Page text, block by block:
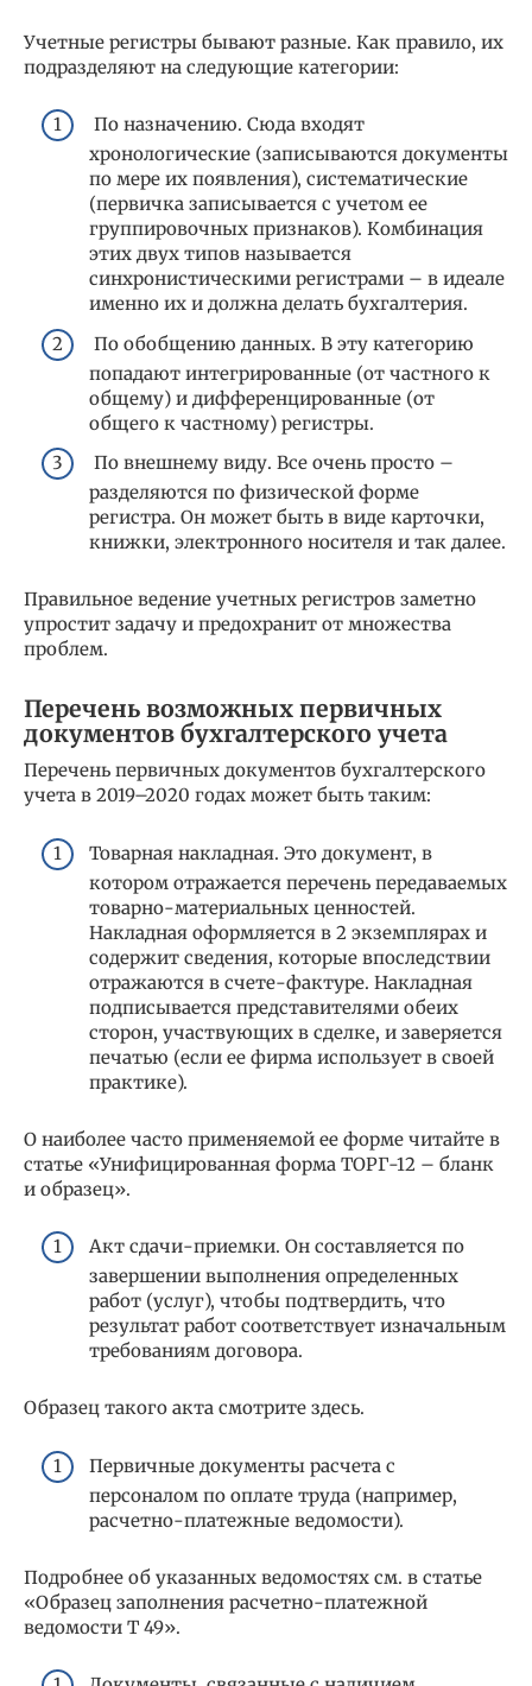
Учетные регистры бывают разные. Как правило, их
подразделяют на следующие категории:
По назначению. Сюда входят
хронологические (записываются документы
по мере их появления), систематические
(первичка записывается с учетом ее
группировочных признаков). Комбинация
этих двух типов называется
синхронистическими регистрами – в идеале
именно их и должна делать бухгалтерия.
По обобщению данных. В эту категорию
попадают интегрированные (от частного к
общему) и дифференцированные (от
общего к частному) регистры.
По внешнему виду. Все очень просто –
разделяются по физической форме
регистра. Он может быть в виде карточки,
книжки, электронного носителя и так далее.
Правильное ведение учетных регистров заметно
упростит задачу и предохранит от множества
проблем.
Перечень возможных первичных
документов бухгалтерского учета
Перечень первичных документов бухгалтерского
учета в 2019–2020 годах может быть таким:
Товарная накладная. Это документ, в
котором отражается перечень передаваемых
товарно-материальных ценностей.
Накладная оформляется в 2 экземплярах и
содержит сведения, которые впоследствии
отражаются в счете-фактуре. Накладная
подписывается представителями обеих
сторон, участвующих в сделке, и заверяется
печатью (если ее фирма использует в своей
практике).
О наиболее часто применяемой ее форме читайте в
статье «Унифицированная форма ТОРГ-12 – бланк
и образец».
Акт сдачи-приемки. Он составляется по
завершении выполнения определенных
работ (услуг), чтобы подтвердить, что
результат работ соответствует изначальным
требованиям договора.
Образец такого акта смотрите здесь.
Первичные документы расчета с
персоналом по оплате труда (например,
расчетно-платежные ведомости).
Подробнее об указанных ведомостях см. в статье
«Образец заполнения расчетно-платежной
ведомости Т 49».